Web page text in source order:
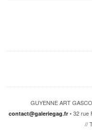
GUYENNE ART
contact@galeriegag.fr• 32 rue
//